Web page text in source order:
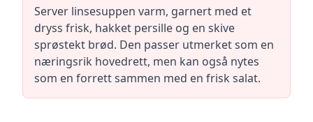
Server linsesuppen varm, garnert med et
dryss frisk, hakket persille og en skive
sprøstekt brød. Den passer utmerket som en
næringsrik hovedrett, men kan også nytes
som en forrett sammen med en frisk salat.